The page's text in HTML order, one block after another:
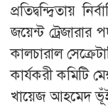
প্রতিদ্বন্দ্বিতায়
জয়েন্ট ট্রেজারার
কালচারাল
কার্যকরী কমিটি
খায়েজ আহমেদ